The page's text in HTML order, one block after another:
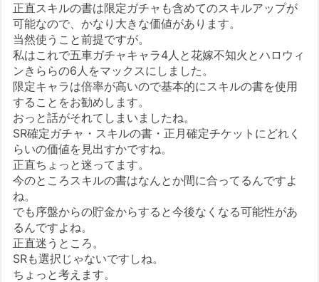
正直スキルの書は限定ガチャも含めてのスキルアップが
可能なので、かなり大きな価値があります。
当然使うこと前提ですが。
私はこれで五車ガチャキャラ4人と花嫁不知火とハロウィ
ンきららの6人をマックスにしました。
限定キャラは倍率が高いので基本的にスキルの書を使用
することをお勧めします。
おっと話がそれてしまいましたね。
SR確定ガチャ・スキルの書・正月確定チケットにどれく
らいの価値を見出すかですね。
正直ちょっと迷ってます。
今のところスキルの書はなんとか間に合ってるんですよ
ね。
でも序盤からの貯金からすると今後なくなる可能性があ
るんですよね。
正直迷うところ。
SRも選択じゃないですしね。
ちょっと考えます。